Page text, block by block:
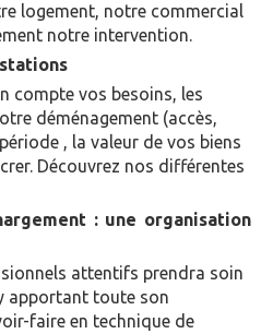
logement, notre commercial
notre intervention.
compte vos besoins, les
déménagement (accès,
, la valeur de vos biens
Découvrez nos différentes
: une organisation
attentifs prendra soin
apportant toute son
faire en technique de